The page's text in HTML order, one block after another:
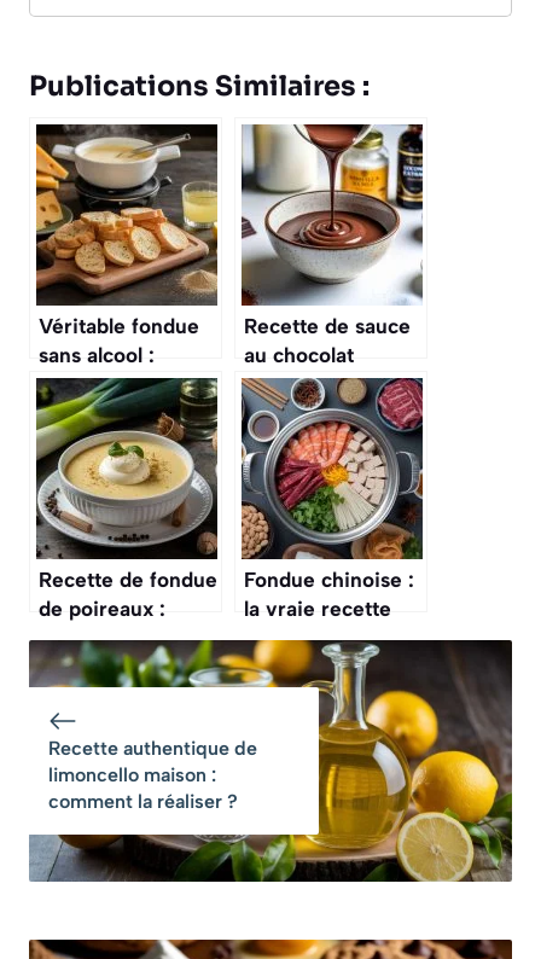
Publications Similaires :
Véritable fondue
sans alcool :
recette
savoureuse et
facile
Recette de sauce
au chocolat
fondue qui reste
onctueuse
Recette de fondue
de poireaux :
simple et
savoureuse
Fondue chinoise :
la vraie recette
maison
Recette authentique de
limoncello maison :
comment la réaliser ?